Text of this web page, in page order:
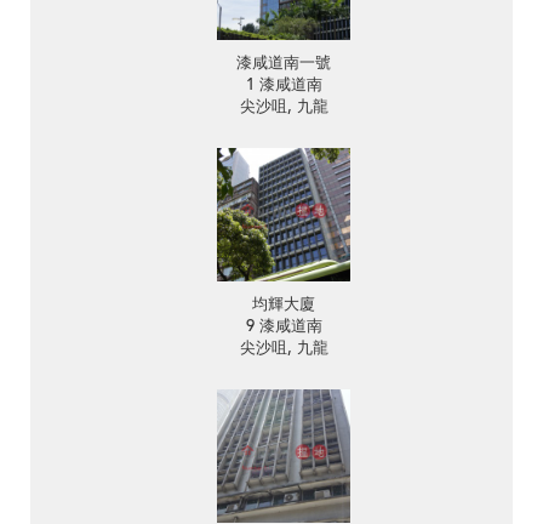
漆咸道南一號
1 漆咸道南
尖沙咀, 九龍
均輝大廈
9 漆咸道南
尖沙咀, 九龍